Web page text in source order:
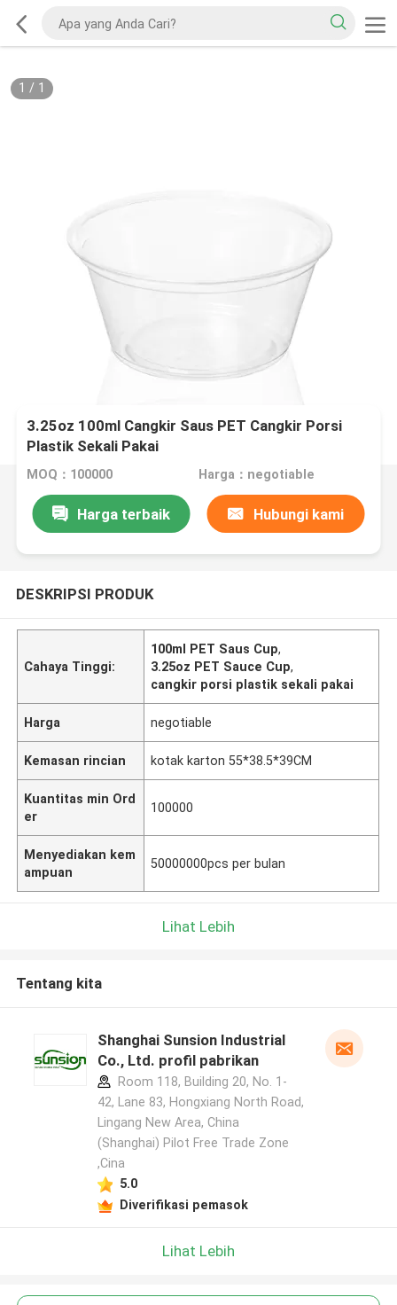
1 / 1
3.25oz 100ml Cangkir Saus PET Cangkir Porsi
Plastik Sekali Pakai
MOQ：100000 Harga：negotiable
Harga terbaik Hubungi kami
DESKRIPSI PRODUK
Cahaya Tinggi:
100ml PET Saus Cup,
3.25oz PET Sauce Cup,
cangkir porsi plastik sekali pakai
Harga negotiable
Kemasan rincian kotak karton 55*38.5*39CM
Kuantitas min Ord
er
100000
Menyediakan kem
ampuan
50000000pcs per bulan
Lihat Lebih
Tentang kita
Shanghai Sunsion Industrial
Co., Ltd. profil pabrikan
Room 118, Building 20, No. 1-
42, Lane 83, Hongxiang North Road,
Lingang New Area, China
(Shanghai) Pilot Free Trade Zone
,Cina
5.0
Diverifikasi pemasok
Lihat Lebih